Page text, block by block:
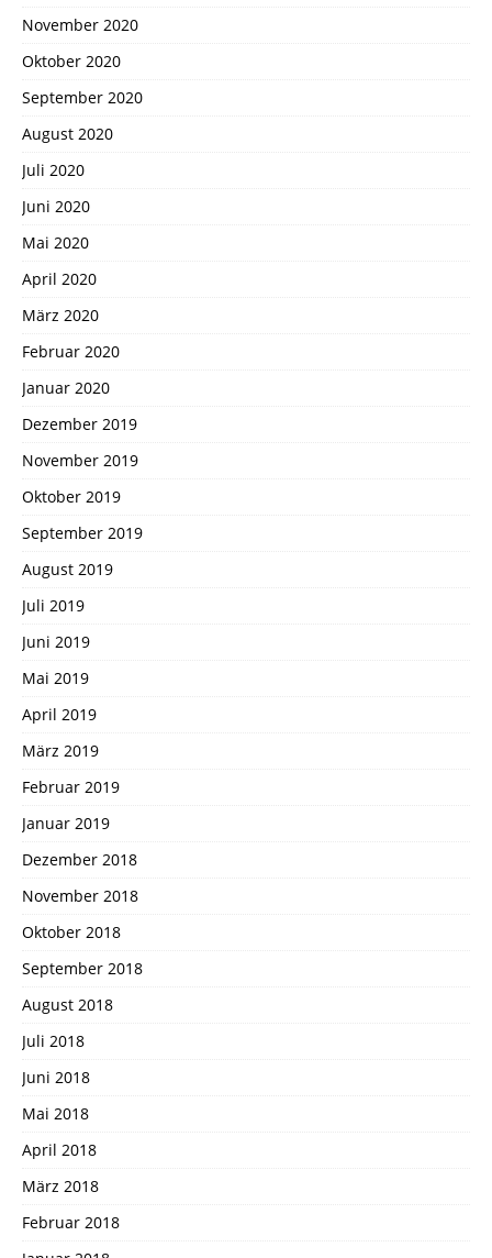
November 2020
Oktober 2020
September 2020
August 2020
Juli 2020
Juni 2020
Mai 2020
April 2020
März 2020
Februar 2020
Januar 2020
Dezember 2019
November 2019
Oktober 2019
September 2019
August 2019
Juli 2019
Juni 2019
Mai 2019
April 2019
März 2019
Februar 2019
Januar 2019
Dezember 2018
November 2018
Oktober 2018
September 2018
August 2018
Juli 2018
Juni 2018
Mai 2018
April 2018
März 2018
Februar 2018